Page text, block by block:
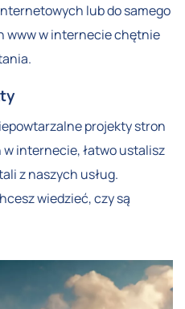
lub do samego
www w internecie chętnie
projekty stron
internecie, łatwo ustalisz
z naszych usług.
wiedzieć, czy są